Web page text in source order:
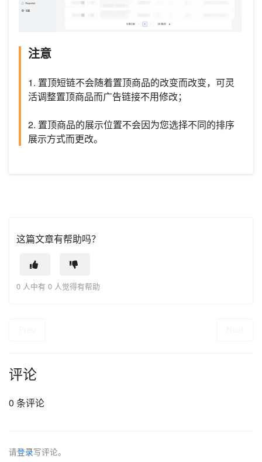
注意
1. 置顶短链不会随着置顶商品的改变而改变，可灵
活调整置顶商品而广告链接不用修改；
2. 置顶商品的展示位置不会因为您选择不同的排序
展示方式而更改。
这篇文章有帮助吗？
0 人中有 0 人觉得有帮助
评论
0 条评论
请登录写评论。